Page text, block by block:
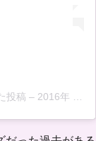
投稿 – 2016年 9月月3日午前9時12分PDT